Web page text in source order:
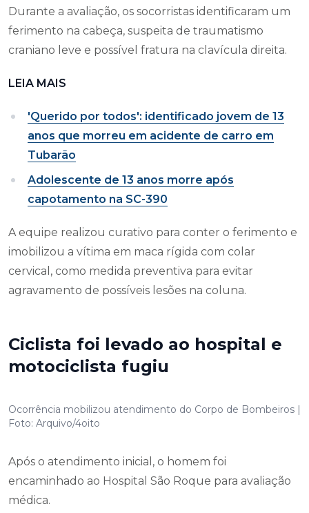
Durante a avaliação, os socorristas identificaram um
ferimento na cabeça, suspeita de traumatismo
craniano leve e possível fratura na clavícula direita.
LEIA MAIS
'Querido por todos': identificado jovem de 13
anos que morreu em acidente de carro em
Tubarão
Adolescente de 13 anos morre após
capotamento na SC-390
A equipe realizou curativo para conter o ferimento e
imobilizou a vítima em maca rígida com colar
cervical, como medida preventiva para evitar
agravamento de possíveis lesões na coluna.
Ciclista foi levado ao hospital e
motociclista fugiu
Ocorrência mobilizou atendimento do Corpo de Bombeiros |
Foto: Arquivo/4oito
Após o atendimento inicial, o homem foi
encaminhado ao Hospital São Roque para avaliação
médica.